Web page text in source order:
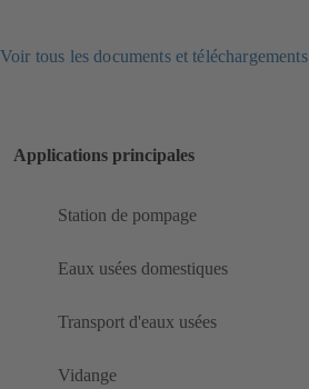
Voir tous les documents et téléchargements
Applications principales
Station de pompage
Eaux usées domestiques
Transport d'eaux usées
Vidange